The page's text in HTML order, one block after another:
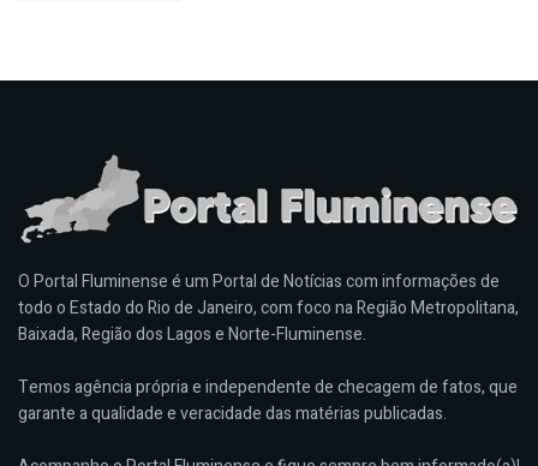
O Portal Fluminense é um Portal de Notícias com informações de
todo o Estado do Rio de Janeiro, com foco na Região Metropolitana,
Baixada, Região dos Lagos e Norte-Fluminense.
Temos agência própria e independente de checagem de fatos, que
garante a qualidade e veracidade das matérias publicadas.